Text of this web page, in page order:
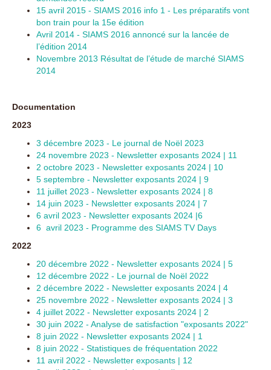
15 avril 2015 - SIAMS 2016 info 1 - Les préparatifs vont
bon train pour la 15e édition
Avril 2014 - SIAMS 2016 annoncé sur la lancée de
l’édition 2014
Novembre 2013 Résultat de l’étude de marché SIAMS
2014
Documentation
2023
3 décembre 2023 - Le journal de Noël 2023
24 novembre 2023 - Newsletter exposants 2024 | 11
2 octobre 2023 - Newsletter exposants 2024 | 10
5 septembre - Newsletter exposants 2024 | 9
11 juillet 2023 - Newsletter exposants 2024 | 8
14 juin 2023 - Newsletter exposants 2024 | 7
6 avril 2023 - Newsletter exposants 2024 |6
6 avril 2023 - Programme des SIAMS TV Days
2022
20 décembre 2022 - Newsletter exposants 2024 | 5
12 décembre 2022 - Le journal de Noël 2022
2 décembre 2022 - Newsletter exposants 2024 | 4
25 novembre 2022 - Newsletter exposants 2024 | 3
4 juillet 2022 - Newsletter exposants 2024 | 2
30 juin 2022 - Analyse de satisfaction "exposants 2022"
8 juin 2022 - Newsletter exposants 2024 | 1
8 juin 2022 - Statistiques de fréquentation 2022
11 avril 2022 - Newsletter exposants | 12